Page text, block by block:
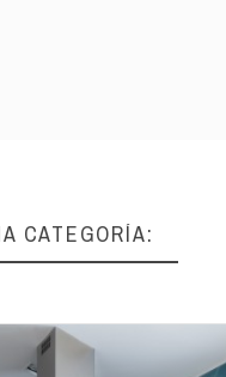
CATEGORÍA: